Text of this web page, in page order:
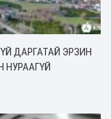
ДАРГАТАЙ ЭРЗИН
НУРААГҮЙ